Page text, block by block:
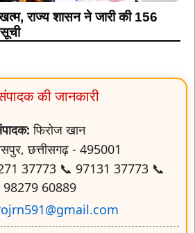
राज्य शासन ने जारी की 156
की जानकारी
फिरोज खान
छत्तीसगढ़ - 495001
37773 📞 97131 37773 📞
98279 60889